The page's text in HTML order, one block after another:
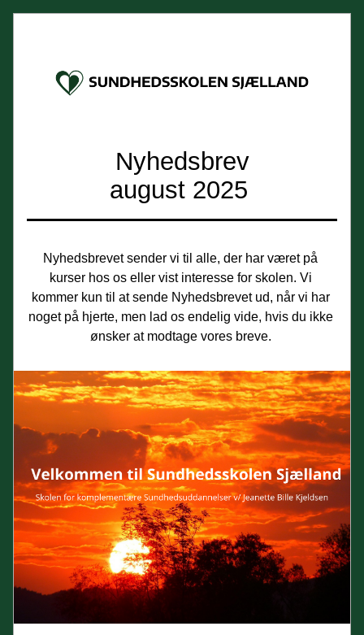
Nyhedsbrev
august 2025
Nyhedsbrevet sender vi til alle, der har været på
kurser hos os eller vist interesse for skolen. Vi
kommer kun til at sende Nyhedsbrevet ud, når vi har
noget på hjerte, men lad os endelig vide, hvis du ikke
ønsker at modtage vores breve.